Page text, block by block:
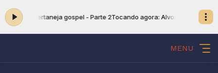
sertaneja gospel - Parte 2 Tocando agora: Alvorada sertaneja
MENU